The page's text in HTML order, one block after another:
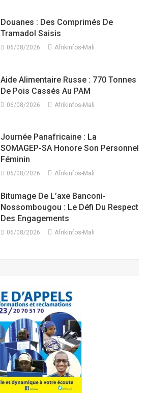
Douanes : Des Comprimés De
Tramadol Saisis
06/08/2026 Afrikinfos-Mali
Aide Alimentaire Russe : 770 Tonnes
De Pois Cassés Au PAM
06/08/2026 Afrikinfos-Mali
Journée Panafricaine : La
SOMAGEP-SA Honore Son Personnel
Féminin
06/08/2026 Afrikinfos-Mali
Bitumage De L’axe Banconi-
Nossombougou : Le Défi Du Respect
Des Engagements
06/08/2026 Afrikinfos-Mali